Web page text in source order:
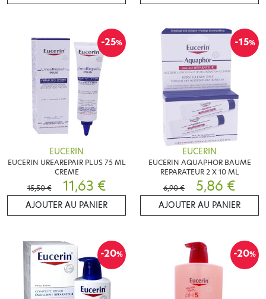
-25%
EUCERIN
EUCERIN UREAREPAIR PLUS 75 ML
CREME
15,50 €
11,63 €
AJOUTER AU PANIER
-15%
EUCERIN
EUCERIN AQUAPHOR BAUME
REPARATEUR 2 X 10 ML
6,90 €
5,86 €
AJOUTER AU PANIER
-20% -20%